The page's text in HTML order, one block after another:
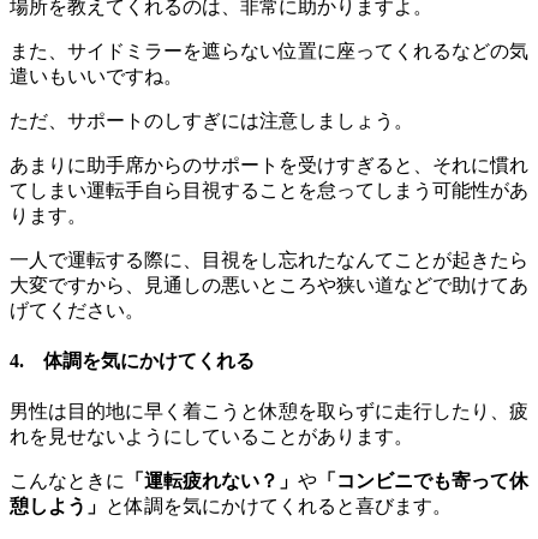
場所を教えてくれるのは、非常に助かりますよ。
また、サイドミラーを遮らない位置に座ってくれるなどの気
遣いもいいですね。
ただ、サポートのしすぎには注意しましょう。
あまりに助手席からのサポートを受けすぎると、それに慣れ
てしまい運転手自ら目視することを怠ってしまう可能性があ
ります。
一人で運転する際に、目視をし忘れたなんてことが起きたら
大変ですから、見通しの悪いところや狭い道などで助けてあ
げてください。
4. 体調を気にかけてくれる
男性は目的地に早く着こうと休憩を取らずに走行したり、疲
れを見せないようにしていることがあります。
こんなときに 「運転疲れない？」 や 「コンビニでも寄って休
憩しよう」 と体調を気にかけてくれると喜びます。